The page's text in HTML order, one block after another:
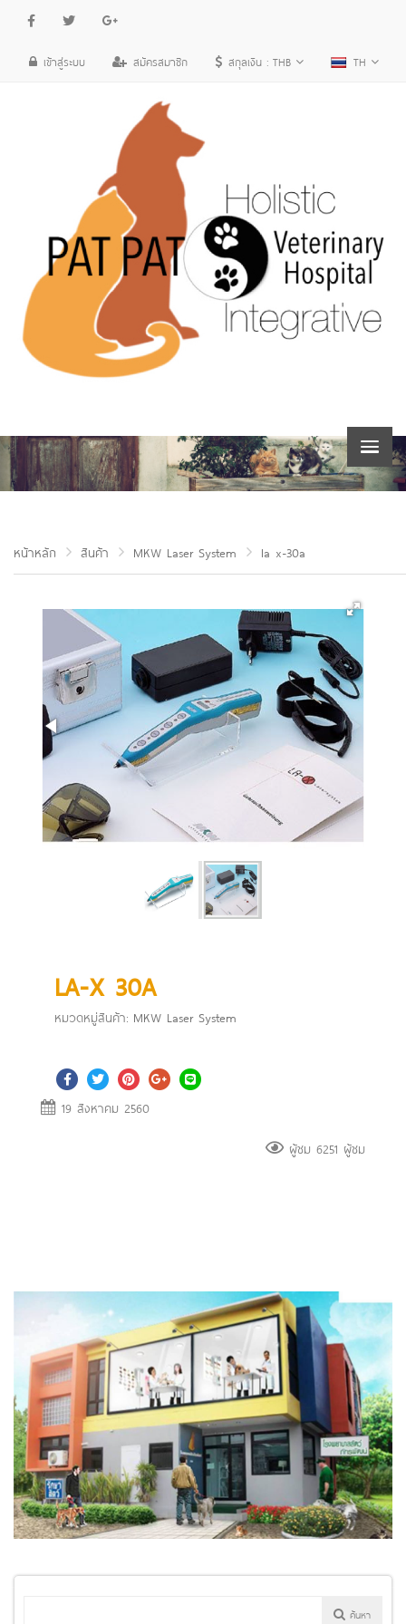
เข้าสู่ระบบ สมัครสมาชิก สกุลเงิน : THB TH
หน้าหลัก สินค้า MKW Laser System la x-30a
LA-X 30A
หมวดหมู่สินค้า: MKW Laser System
19 สิงหาคม 2560
ผู้ชม 6251 ผู้ชม
ค้นหา